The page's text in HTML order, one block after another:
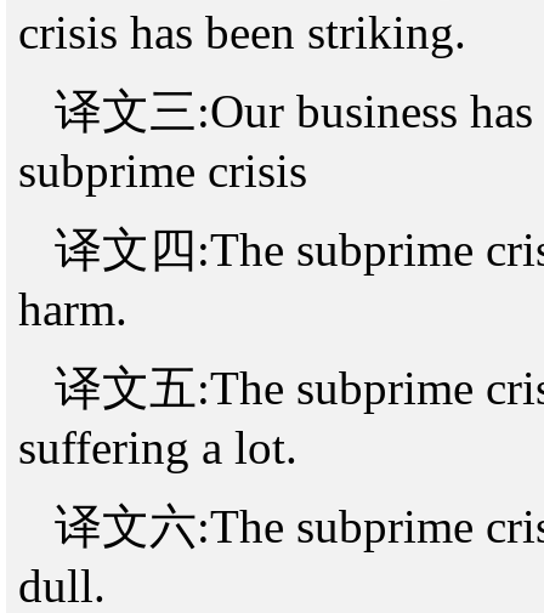
crisis has been striking.
译文三:Our business
subprime crisis
译文四:The subprime
harm.
译文五:The subprime
suffering a lot.
译文六:The subprime
dull.